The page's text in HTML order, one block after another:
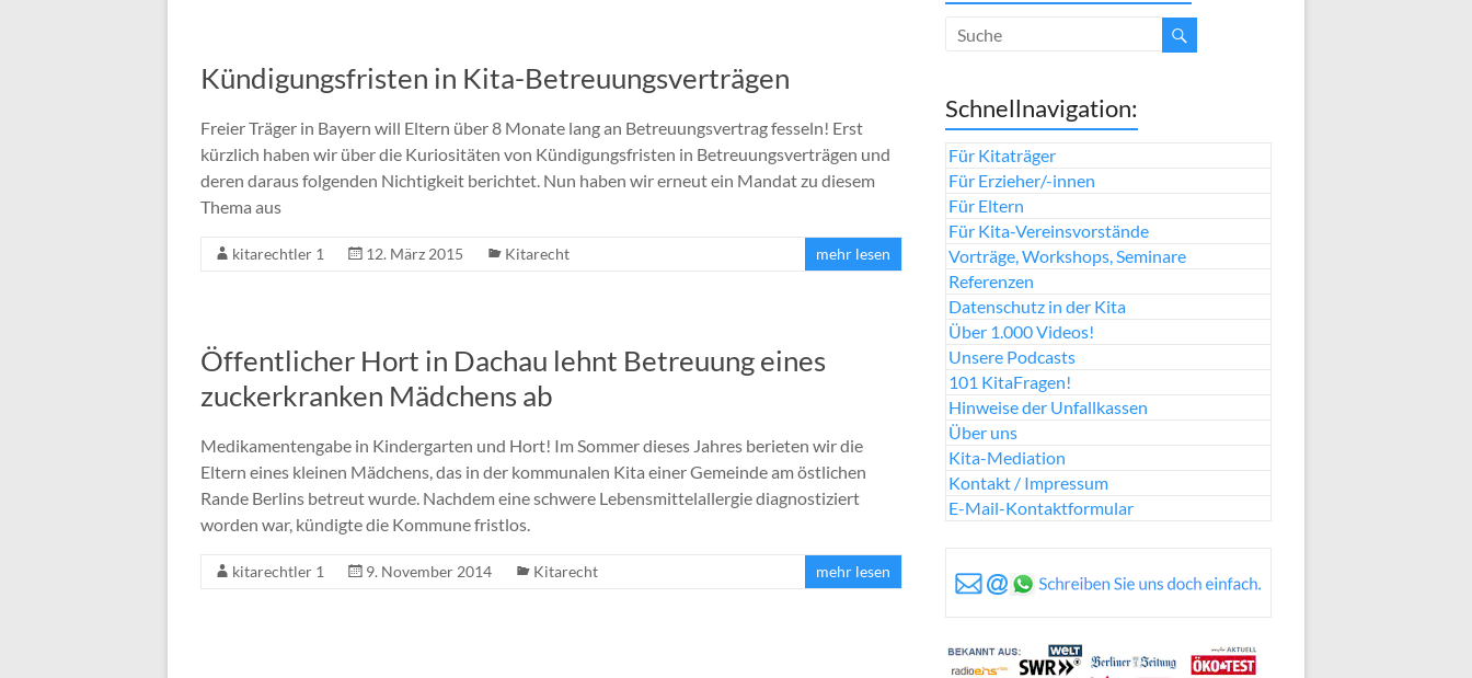
Kündigungsfristen in Kita-Betreuungsverträgen
Freier Träger in Bayern will Eltern über 8 Monate lang an Betreuungsvertrag fesseln! Erst
kürzlich haben wir über die Kuriositäten von Kündigungsfristen in Betreuungsverträgen und
deren daraus folgenden Nichtigkeit berichtet. Nun haben wir erneut ein Mandat zu diesem
Thema aus
kitarechtler 1 12. März 2015 Kitarecht mehr lesen
Öffentlicher Hort in Dachau lehnt Betreuung eines
zuckerkranken Mädchens ab
Medikamentengabe in Kindergarten und Hort! Im Sommer dieses Jahres berieten wir die
Eltern eines kleinen Mädchens, das in der kommunalen Kita einer Gemeinde am östlichen
Rande Berlins betreut wurde. Nachdem eine schwere Lebensmittelallergie diagnostiziert
worden war, kündigte die Kommune fristlos.
kitarechtler 1 9. November 2014 Kitarecht mehr lesen
Schnellnavigation:
Für Kitaträger
Für Erzieher/-innen
Für Eltern
Für Kita-Vereinsvorstände
Vorträge, Workshops, Seminare
Referenzen
Datenschutz in der Kita
Über 1.000 Videos!
Unsere Podcasts
101 KitaFragen!
Hinweise der Unfallkassen
Über uns
Kita-Mediation
Kontakt / Impressum
E-Mail-Kontaktformular